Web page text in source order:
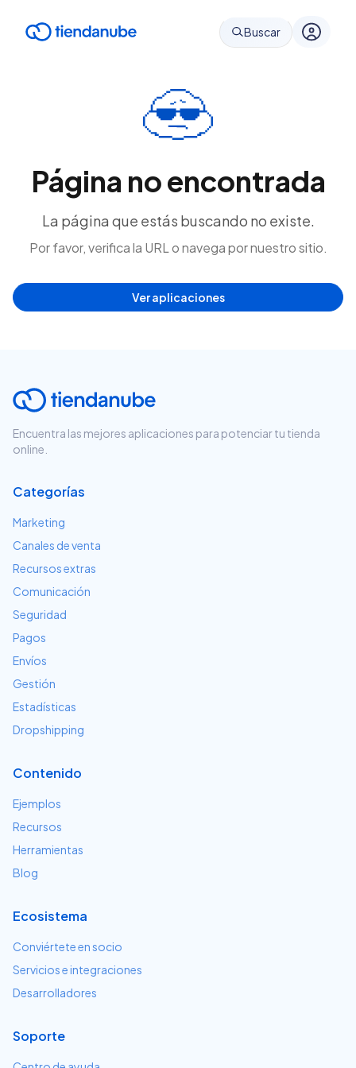
Buscar
Página no encontrada
La página que estás buscando no existe.
Por favor, verifica la URL o navega por nuestro sitio.
Ver aplicaciones
Encuentra las mejores aplicaciones para potenciar tu tienda
online.
Categorías
Marketing
Canales de venta
Recursos extras
Comunicación
Seguridad
Pagos
Envíos
Gestión
Estadísticas
Dropshipping
Contenido
Ejemplos
Recursos
Herramientas
Blog
Ecosistema
Conviértete en socio
Servicios e integraciones
Desarrolladores
Soporte